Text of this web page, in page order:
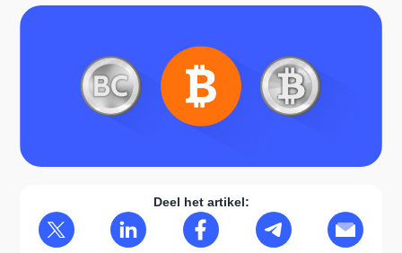
Deel het artikel: